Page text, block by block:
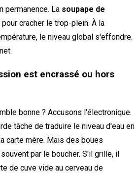
permanence. La soupape de
cracher le trop-plein. À la
le niveau global s'effondre.
est encrassé ou hors
bonne ? Accusons l'électronique.
tâche de traduire le niveau d'eau en
carte mère. Mais des boues
par le boucher. S'il grille, il
de cuve vide au cerveau de